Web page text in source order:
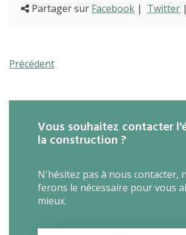
Cours interentreprises
Accès et plan de l’école
Partager sur Facebook | Twitter |
Précédent
Vous souhaitez contacter
la construction ?
N'hésitez pas à nous contacter,
ferons le nécessaire pour vous
mieux.